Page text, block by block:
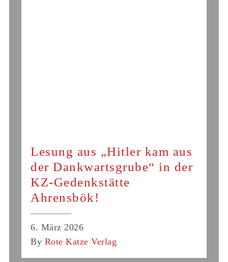
Lesung aus „Hitler kam aus
der Dankwartsgrube“ in der
KZ-Gedenkstätte
Ahrensbök!
6. März 2026
By Rote Katze Verlag